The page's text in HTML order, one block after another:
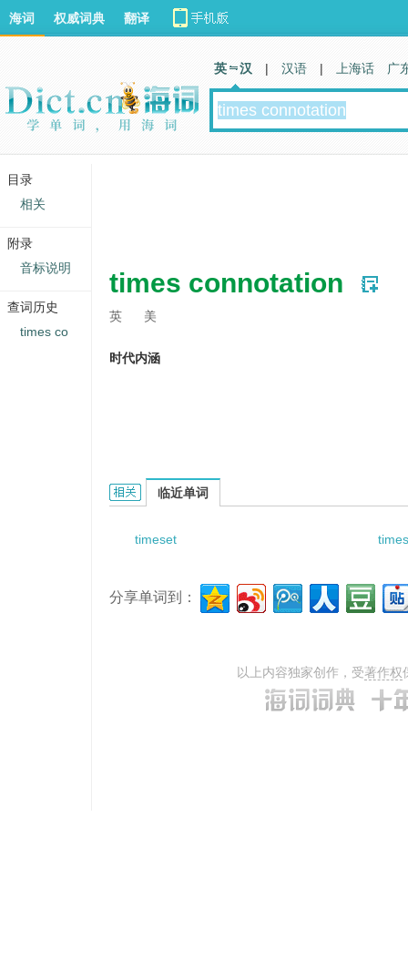
times connotation
英 美
时代内涵
times connotation的相关资料：
临近单词
timeset
分享单词到：
以上内容独家创作，受著作权
海词 权威词典 翻译
英 汉 | 汉语 | 上海话 广
目录
相关
附录
音标说明
查词历史
times co